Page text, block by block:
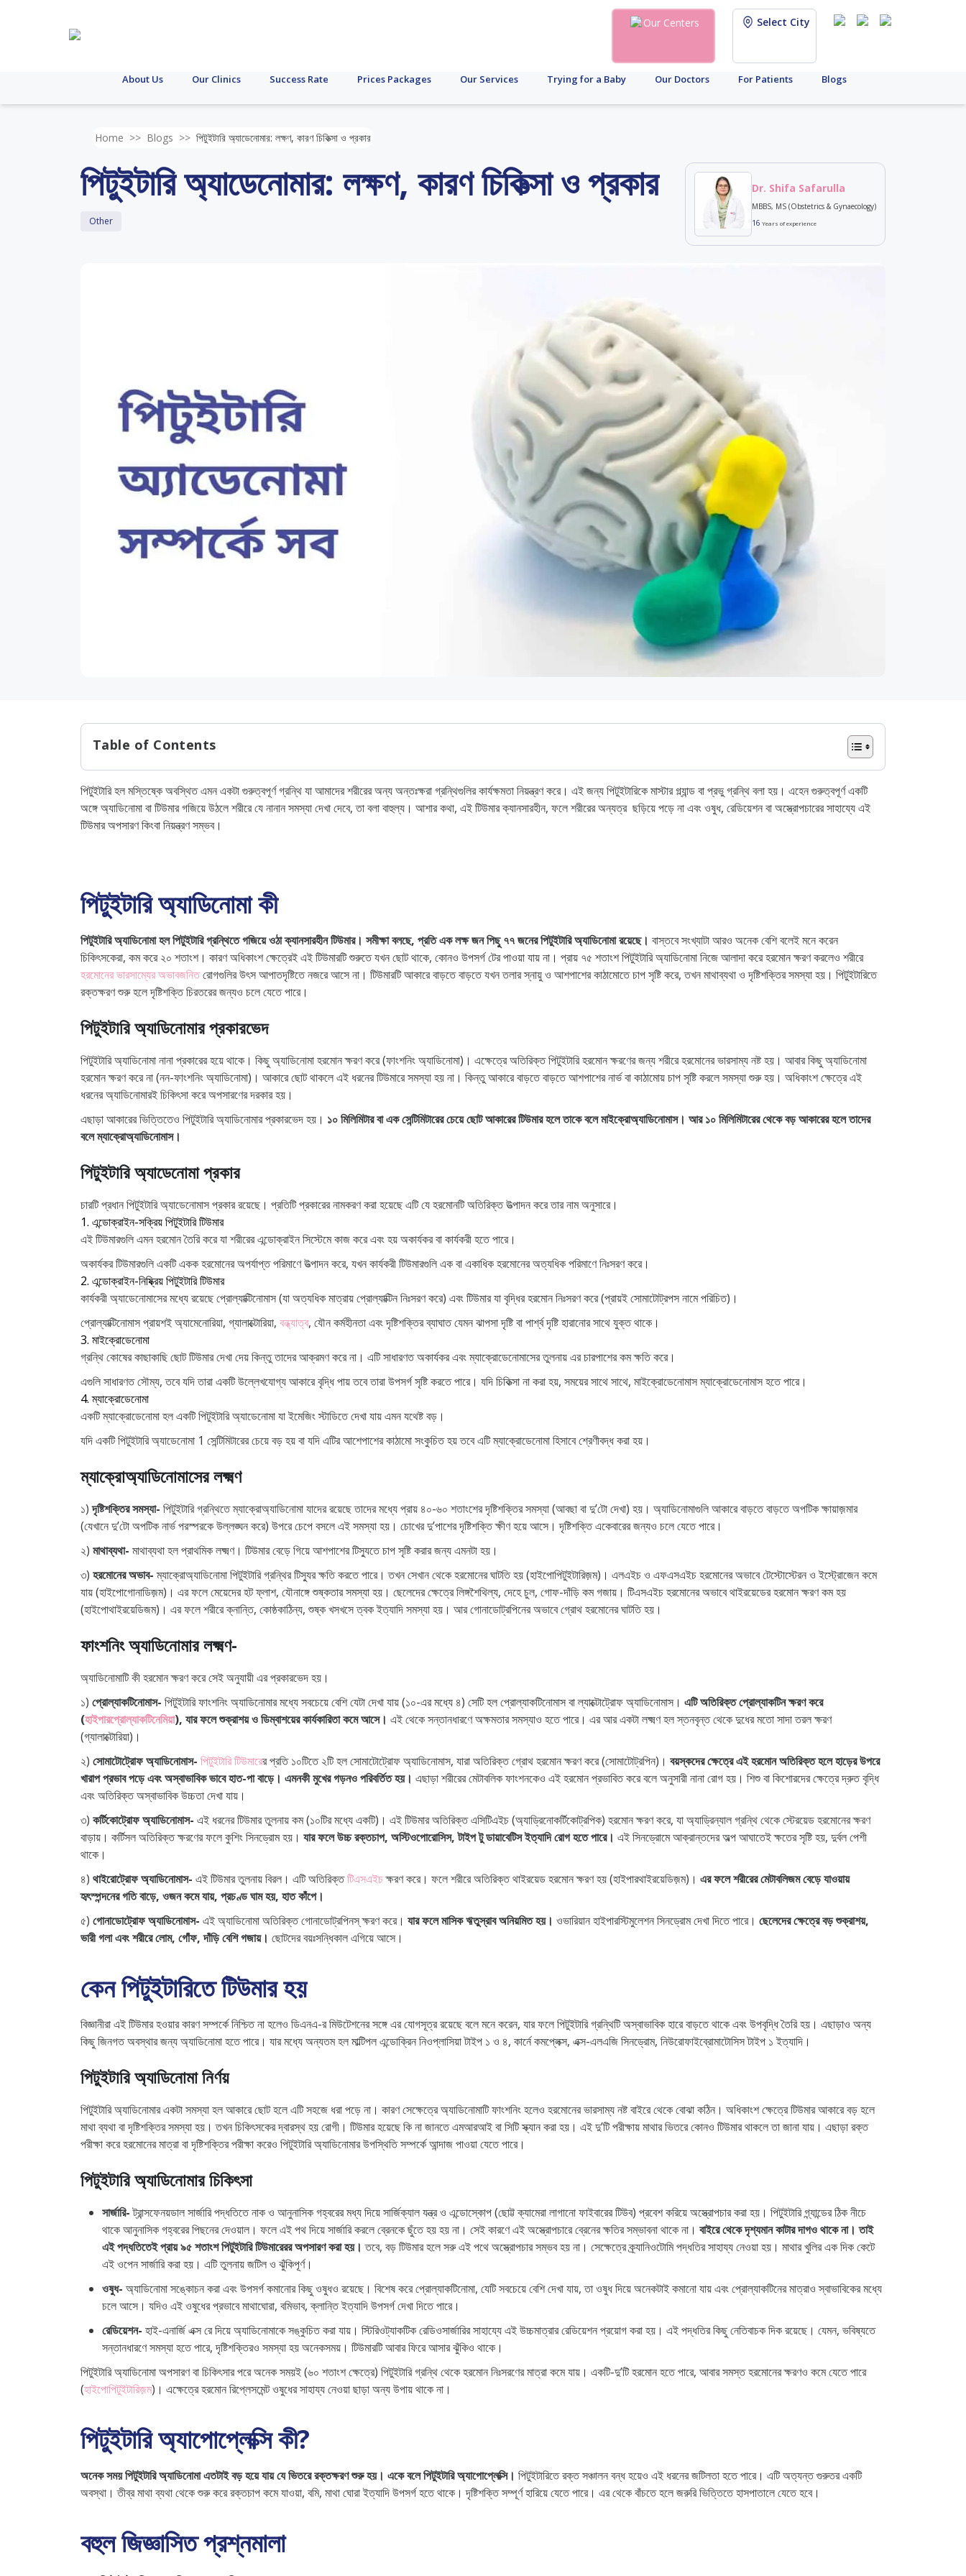
Our Centers Select City
About Us Our Clinics Success Rate Prices Packages Our Services Trying for a Baby Our Doctors For Patients Blogs
Home >> Blogs >> পিটুইটারি অ্যাডেনোমার: লক্ষণ, কারণ চিকিত্সা ও প্রকার
পিটুইটারি অ্যাডেনোমার: লক্ষণ, কারণ চিকিত্সা ও প্রকার
Other
Dr. Shifa Safarulla
MBBS, MS (Obstetrics & Gynaecology)
16 Years of experience
Table of Contents
পিটুইটারি অ্যাডিনোমার প্রকারভেদ
পিটুইটারি অ্যাডেনোমা প্রকার
3. মাইক্রোডেনোমা
4. ম্যাক্রোডেনোমা
ম্যাক্রোঅ্যাডিনোমাসের লক্ষ্মণ
ফাংশনিং অ্যাডিনোমার লক্ষ্মণ-
কেন পিটুইটারিতে টিউমার হয়
পিটুইটারি অ্যাডিনোমা নির্ণয়
পিটুইটারি অ্যাডিনোমার চিকিৎসা
পিটুইটারি অ্যাপোপ্লেক্সি কী?
বহুল জিজ্ঞাসিত প্রশ্নমালা
১) পিটুইটারি অ্যাডিনোমা বৃদ্ধির হার কেমন?
২) পিটুইটারি অ্যাডিনোমা কী ব্রেন টিউমার?
পিটুইটারি হল মস্তিষ্কে অবস্থিত এমন একটা গুরুত্বপূর্ণ গ্রন্থি যা আমাদের শরীরের অন্য অন্তঃক্ষরা গ্রন্থিগুলির কার্যক্ষমতা নিয়ন্ত্রণ করে। এই জন্য পিটুইটারিকে মাস্টার গ্ল্যান্ড বা প্রভু গ্রন্থি বলা হয়। এহেন গুরুত্বপূর্ণ একটি
অঙ্গে অ্যাডিনোমা বা টিউমার গজিয়ে উঠলে শরীরে যে নানান সমস্যা দেখা দেবে, তা বলা বাহুল্য। আশার কথা, এই টিউমার ক্যানসারহীন, ফলে শরীরের অন্যত্র ছড়িয়ে পড়ে না এবং ওষুধ, রেডিয়েশন বা অস্ত্রোপচারের সাহায্যে এই
টিউমার অপসারণ কিংবা নিয়ন্ত্রণ সম্ভব।
পিটুইটারি অ্যাডিনোমা কী
পিটুইটারি অ্যাডিনোমা হল পিটুইটারি গ্রন্থিতে গজিয়ে ওঠা ক্যানসারহীন টিউমার। সমীক্ষা বলছে, প্রতি এক লক্ষ জন পিছু ৭৭ জনের পিটুইটারি অ্যাডিনোমা রয়েছে। বাস্তবে সংখ্যাটা আরও অনেক বেশি বলেই মনে করেন
চিকিৎসকেরা, কম করে ২০ শতাংশ। কারণ অধিকাংশ ক্ষেত্রেই এই টিউমারটি শুরুতে যখন ছোট থাকে, কোনও উপসর্গ টের পাওয়া যায় না। প্রায় ৭৫ শতাংশ পিটুইটারি অ্যাডিনোমা নিজে আলাদা করে হরমোন ক্ষরণ করলেও শরীরে
হরমোনের ভারসাম্যের অভাবজনিতরোগগুলির উৎস আপাতদৃষ্টিতে নজরে আসে না। টিউমারটি আকারে বাড়তে বাড়তে যখন তলার স্নায়ু ও আশপাশের কাঠামোতে চাপ সৃষ্টি করে, তখন মাথাব্যথা ও দৃষ্টিশক্তির সমস্যা হয়। পিটুইটারিতে
রক্তক্ষরণ শুরু হলে দৃষ্টিশক্তি চিরতরের জন্যও চলে যেতে পারে।
পিটুইটারি অ্যাডিনোমার প্রকারভেদ
পিটুইটারি অ্যাডিনোমা নানা প্রকারের হয়ে থাকে। কিছু অ্যাডিনোমা হরমোন ক্ষরণ করে (ফাংশনিং অ্যাডিনোমা)। এক্ষেত্রে অতিরিক্ত পিটুইটারি হরমোন ক্ষরণের জন্য শরীরে হরমোনের ভারসাম্য নষ্ট হয়। আবার কিছু অ্যাডিনোমা
হরমোন ক্ষরণ করে না (নন-ফাংশনিং অ্যাডিনোমা)। আকারে ছোট থাকলে এই ধরনের টিউমারে সমস্যা হয় না। কিন্তু আকারে বাড়তে বাড়তে আশপাশের নার্ভ বা কাঠামোয় চাপ সৃষ্টি করলে সমস্যা শুরু হয়। অধিকাংশ ক্ষেত্রে এই
ধরনের অ্যাডিনোমারই চিকিৎসা করে অপসারণের দরকার হয়।
এছাড়া আকারের ভিত্তিতেও পিটুইটারি অ্যাডিনোমার প্রকারভেদ হয়। ১০ মিলিমিটার বা এক সেন্টিমিটারের চেয়ে ছোট আকারের টিউমার হলে তাকে বলে মাইক্রোঅ্যাডিনোমাস। আর ১০ মিলিমিটারের থেকে বড় আকারের হলে তাদের
বলে ম্যাক্রোঅ্যাডিনোমাস।
পিটুইটারি অ্যাডেনোমা প্রকার
চারটি প্রধান পিটুইটারি অ্যাডেনোমাস প্রকার রয়েছে। প্রতিটি প্রকারের নামকরণ করা হয়েছে এটি যে হরমোনটি অতিরিক্ত উত্পাদন করে তার নাম অনুসারে।
1. এন্ডোক্রাইন-সক্রিয় পিটুইটারি টিউমার
এই টিউমারগুলি এমন হরমোন তৈরি করে যা শরীরের এন্ডোক্রাইন সিস্টেমে কাজ করে এবং হয় অকার্যকর বা কার্যকরী হতে পারে।
অকার্যকর টিউমারগুলি একটি একক হরমোনের অপর্যাপ্ত পরিমাণে উত্পাদন করে, যখন কার্যকরী টিউমারগুলি এক বা একাধিক হরমোনের অত্যধিক পরিমাণে নিঃসরণ করে।
2. এন্ডোক্রাইন-নিষ্ক্রিয় পিটুইটারি টিউমার
কার্যকরী অ্যাডেনোমাসের মধ্যে রয়েছে প্রোল্যাক্টিনোমাস (যা অত্যধিক মাত্রায় প্রোল্যাক্টিন নিঃসরণ করে) এবং টিউমার যা বৃদ্ধির হরমোন নিঃসরণ করে (প্রায়ই সোমাটোট্রপস নামে পরিচিত)।
প্রোল্যাক্টিনোমাস প্রায়শই অ্যামেনোরিয়া, গ্যালাক্টোরিয়া, বন্ধ্যাত্ব, যৌন কর্মহীনতা এবং দৃষ্টিশক্তির ব্যাঘাত যেমন ঝাপসা দৃষ্টি বা পার্শ্ব দৃষ্টি হারানোর সাথে যুক্ত থাকে।
3. মাইক্রোডেনোমা
গ্রন্থি কোষের কাছাকাছি ছোট টিউমার দেখা দেয় কিন্তু তাদের আক্রমণ করে না। এটি সাধারণত অকার্যকর এবং ম্যাক্রোডেনোমাসের তুলনায় এর চারপাশের কম ক্ষতি করে।
এগুলি সাধারণত সৌম্য, তবে যদি তারা একটি উল্লেখযোগ্য আকারে বৃদ্ধি পায় তবে তারা উপসর্গ সৃষ্টি করতে পারে। যদি চিকিত্সা না করা হয়, সময়ের সাথে সাথে, মাইক্রোডেনোমাস ম্যাক্রোডেনোমাস হতে পারে।
4. ম্যাক্রোডেনোমা
একটি ম্যাক্রোডেনোমা হল একটি পিটুইটারি অ্যাডেনোমা যা ইমেজিং স্টাডিতে দেখা যায় এমন যথেষ্ট বড়।
যদি একটি পিটুইটারি অ্যাডেনোমা 1 সেন্টিমিটারের চেয়ে বড় হয় বা যদি এটির আশেপাশের কাঠামো সংকুচিত হয় তবে এটি ম্যাক্রোডেনোমা হিসাবে শ্রেণীবদ্ধ করা হয়।
ম্যাক্রোঅ্যাডিনোমাসের লক্ষ্মণ
১)দৃষ্টিশক্তির সমস্যা- পিটুইটারি গ্রন্থিতে ম্যাক্রোঅ্যাডিনোমা যাদের রয়েছে তাদের মধ্যে প্রায় ৪০-৬০ শতাংশের দৃষ্টিশক্তির সমস্যা (আবছা বা দু’টো দেখা) হয়। অ্যাডিনোমাগুলি আকারে বাড়তে বাড়তে অপটিক ক্ষায়াজ়মার
(যেখানে দু’টো অপটিক নার্ভ পরস্পরকে উল্লঙ্ঘন করে) উপরে চেপে বসলে এই সমস্যা হয়। চোখের দু’পাশের দৃষ্টিশক্তি ক্ষীণ হয়ে আসে। দৃষ্টিশক্তি একেবারের জন্যও চলে যেতে পারে।
২) মাথাব্যথা- মাথাব্যথা হল প্রাথমিক লক্ষ্মণ। টিউমার বেড়ে গিয়ে আশপাশের টিস্যুতে চাপ সৃষ্টি করার জন্য এমনটা হয়।
৩) হরমোনের অভাব-ম্যাক্রোঅ্যাডিনোমা পিটুইটারি গ্রন্থির টিস্যুর ক্ষতি করতে পারে। তখন সেখান থেকে হরমোনের ঘাটতি হয় (হাইপোপিটুইটারিজ়ম)। এলএইচ ও এফএসএইচ হরমোনের অভাবে টেস্টোস্টেরন ও ইস্ট্রোজেন কমে
যায় (হাইপোগোনাডিজ়ম)। এর ফলে মেয়েদের হট ফ্লাশ, যৌনাঙ্গে শুষ্কতার সমস্যা হয়। ছেলেদের ক্ষেত্রে লিঙ্গশৈথিল্য, দেহে চুল, গোফ-দাঁড়ি কম গজায়। টিএসএইচ হরমোনের অভাবে থাইরয়েডের হরমোন ক্ষরণ কম হয়
(হাইপোথাইরয়েডিজম)। এর ফলে শরীরে ক্নান্তি, কোষ্ঠকাঠিন্য, শুষ্ক খসখসে ত্বক ইত্যাদি সমস্যা হয়। আর গোনাডোট্রপিনের অভাবে গ্রোথ হরমোনের ঘাটতি হয়।
ফাংশনিং অ্যাডিনোমার লক্ষ্মণ-
অ্যাডিনোমাটি কী হরমোন ক্ষরণ করে সেই অনুযায়ী এর প্রকারভেদ হয়।
১) প্রোল্যাকটিনোমাস- পিটুইটারি ফাংশনিং অ্যাডিনোমার মধ্যে সবচেয়ে বেশি যেটা দেখা যায় (১০-এর মধ্যে ৪) সেটি হল প্রোল্যাকটিনোমাস বা ল্যাক্টোট্রোফ অ্যাডিনোমাস। এটি অতিরিক্ত প্রোল্যাকটিন ক্ষরণ করে
(হাইপারপ্রোল্যাকটিনেমিয়া), যার ফলে শুক্রাশয় ও ডিম্বাশয়ের কার্যকারিতা কমে আসে। এই থেকে সন্তানধারণে অক্ষমতার সমস্যাও হতে পারে। এর আর একটা লক্ষ্মণ হল স্তনবৃন্ত থেকে দুধের মতো সাদা তরল ক্ষরণ
(গ্যালাক্টোরিয়া)।
২) সোমাটোট্রোফ অ্যাডিনোমাস- পিটুইটারি টিউমারের প্রতি ১০টিতে ২টি হল সোমাটোট্রোফ অ্যাডিনোমাস, যারা অতিরিক্ত গ্রোথ হরমোন ক্ষরণ করে (সোমাটোট্রপিন)। বয়স্কদের ক্ষেত্রে এই হরমোন অতিরিক্ত হলে হাড়ের উপরে
খারাপ প্রভাব পড়ে এবং অস্বাভাবিক ভাবে হাত-পা বাড়ে। এমনকী মুখের গড়নও পরিবর্তিত হয়। এছাড়া শরীরের মেটাবলিক ফাংশনকেও এই হরমোন প্রভাবিত করে বলে অনুসারী নানা রোগ হয়। শিশু বা কিশোরদের ক্ষেত্রে দ্রুত বৃদ্ধি
এবং অতিরিক্ত অস্বাভাবিক উচ্চতা দেখা যায়।
৩) কর্টিকোট্রোফ অ্যাডিনোমাস- এই ধরনের টিউমার তুলনায় কম (১০টির মধ্যে একটি)। এই টিউমার অতিরিক্ত এসিটিএইচ (অ্যাড্রিনোকর্টিকোট্রপিক) হরমোন ক্ষরণ করে, যা অ্যাড্রিন্যাল গ্রন্থি থেকে স্টেরয়েড হরমোনের ক্ষরণ
বাড়ায়। কর্টিসল অতিরিক্ত ক্ষরণের ফলে কুশিং সিনড্রোম হয়। যার ফলে উচ্চ রক্তচাপ, অস্টিওপোরোসিস, টাইপ টু ডায়াবেটিস ইত্যাদি রোগ হতে পারে। এই সিনড্রোমে আক্রান্তদের অল্প আঘাতেই ক্ষতের সৃষ্টি হয়, দুর্বল পেশী
থাকে।
৪) থাইরোট্রোফ অ্যাডিনোমাস- এই টিউমার তুলনায় বিরল। এটি অতিরিক্তটিএসএইচক্ষরণ করে। ফলে শরীরে অতিরিক্ত থাইরয়েড হরমোন ক্ষরণ হয় (হাইপারথাইরয়েডিজ়ম)। এর ফলে শরীরের মেটাবলিজম বেড়ে যাওয়ায়
হৃৎস্পন্দনের গতি বাড়ে, ওজন কমে যায়, প্রচণ্ড ঘাম হয়, হাত কাঁপে।
৫) গোনাডোট্রোফ অ্যাডিনোমাস- এই অ্যাডিনোমা অতিরিক্ত গোনাডোট্রপিনস্ ক্ষরণ করে। যার ফলে মাসিক ঋতুস্রাব অনিয়মিত হয়। ওভারিয়ান হাইপারস্টিমুলেশন সিনড্রোম দেখা দিতে পারে। ছেলেদের ক্ষেত্রে বড় শুক্রাশয়,
ভারী গলা এবং শরীরে লোম, গোঁফ, দাঁড়ি বেশি গজায়। ছোটদের বয়ঃসন্ধিকাল এগিয়ে আসে।
কেন পিটুইটারিতে টিউমার হয়
বিজ্ঞানীরা এই টিউমার হওয়ার কারণ সম্পর্কে নিশ্চিত না হলেও ডিএনএ-র মিউটেশনের সঙ্গে এর যোগসূত্র রয়েছে বলে মনে করেন, যার ফলে পিটুইটারি গ্রন্থিটি অস্বাভাবিক হারে বাড়তে থাকে এবং উপবৃদ্ধি তৈরি হয়। এছাড়াও অন্য
কিছু জিনগত অবস্থার জন্য অ্যাডিনোমা হতে পারে। যার মধ্যে অন্যতম হল মাল্টিপল এন্ডোক্রিন নিওপ্লাসিয়া টাইপ ১ ও ৪, কার্নে কমপ্লেক্স, এক্স-এলএজি সিনড্রোম, নিউরোফাইব্রোমাটোসিস টাইপ ১ ইত্যাদি।
পিটুইটারি অ্যাডিনোমা নির্ণয়
পিটুইটারি অ্যাডিনোমার একটা সমস্যা হল আকারে ছোট হলে এটি সহজে ধরা পড়ে না। কারণ সেক্ষেত্রে অ্যাডিনোমাটি ফাংশনিং হলেও হরমোনের ভারসাম্য নষ্ট বাইরে থেকে বোঝা কঠিন। অধিকাংশ ক্ষেত্রে টিউমার আকারে বড় হলে
মাথা ব্যথা বা দৃষ্টিশক্তির সমস্যা হয়। তখন চিকিৎসকের দ্বারস্থ হয় রোগী। টিউমার হয়েছে কি না জানতে এমআরআই বা সিটি স্ক্যান করা হয়। এই দু’টি পরীক্ষায় মাথার ভিতরে কোনও টিউমার থাকলে তা জানা যায়। এছাড়া রক্ত
পরীক্ষা করে হরমোনের মাত্রা বা দৃষ্টিশক্তির পরীক্ষা করেও পিটুইটারি অ্যাডিনোমার উপস্থিতি সম্পর্কে আন্দাজ পাওয়া যেতে পারে।
পিটুইটারি অ্যাডিনোমার চিকিৎসা
সার্জারি-ট্রান্সফেনয়ডাল সার্জারি পদ্ধতিতে নাক ও আনুনাসিক গহ্বরের মধ্য দিয়ে সার্জিক্যাল যন্ত্র ও এন্ডোস্কোপ (ছোট্ট ক্যামেরা লাগানো ফাইবারের টিউব) প্রবেশ করিয়ে অস্ত্রোপচার করা হয়। পিটুইটারি গ্ন্যান্ডের ঠিক নীচে
থাকে আনুনাসিক গহ্বরের পিছনের দেওয়াল। ফলে এই পথ দিয়ে সার্জারি করলে ব্রেনকে ছুঁতে হয় হয় না। সেই কারণে এই অস্ত্রোপচারে ব্রেনের ক্ষতির সম্ভাবনা থাকে না। বাইরে থেকে দৃশ্যমান কাটার দাগও থাকে না। তাই
এই পদ্ধতিতেই প্রায় ৯৫ শতাংশ পিটুইটারি টিউমারেরর অপসারণ করা হয়। তবে, বড় টিউমার হলে সরু এই পথে অস্ত্রোপচার সম্ভব হয় না। সেক্ষেত্রে ক্র্যানিওটোমি পদ্ধতির সাহায্য নেওয়া হয়। মাথার খুলির এক দিক কেটে
এই ওপেন সার্জারি করা হয়। এটি তুলনায় জটিল ও ঝুঁকিপূর্ণ।
ওষুধ- অ্যাডিনোমা সঙ্কোচন করা এবং উপসর্গ কমানোর কিছু ওষুধও রয়েছে। বিশেষ করে প্রোল্যাকটিনোমা, যেটি সবচেয়ে বেশি দেখা যায়, তা ওষুধ দিয়ে অনেকটাই কমানো যায় এবং প্রোল্যাকটিনের মাত্রাও স্বাভাবিকের মধ্যে
চলে আসে। যদিও এই ওষুধের প্রভাবে মাথাঘোরা, বমিভাব, ক্লান্তি ইত্যাদি উপসর্গ দেখা দিতে পারে।
রেডিয়েশন- হাই-এনার্জি এক্স রে দিয়ে অ্যাডিনোমাকে সঙ্কুচিত করা যায়। স্টিরিওট্যাকটিক রেডিওসার্জারির সাহায্যে এই উচ্চমাত্রার রেডিয়েশন প্রয়োগ করা হয়। এই পদ্ধতির কিছু নেতিবাচক দিক রয়েছে। যেমন, ভবিষ্যতে
সন্তানধারণে সমস্যা হতে পারে, দৃষ্টিশক্তিরও সমস্যা হয় অনেকসময়। টিউমারটি আবার ফিরে আসার ঝুঁকিও থাকে।
পিটুইটারি অ্যাডিনোমা অপসারণ বা চিকিৎসার পরে অনেক সময়ই (৬০ শতাংশ ক্ষেত্রে) পিটুইটারি গ্রন্থি থেকে হরমোন নিঃসরণের মাত্রা কমে যায়। একটি-দু’টি হরমোন হতে পারে, আবার সমস্ত হরমোনের ক্ষরণও কমে যেতে পারে
(হাইপোপিটুইটারিজ়ম)। এক্ষেত্রে হরমোন রিপ্লেসমেন্ট ওষুধের সাহায্য নেওয়া ছাড়া অন্য উপায় থাকে না।
পিটুইটারি অ্যাপোপ্লেক্সি কী?
অনেক সময় পিটুইটারি অ্যাডিনোমা এতটাই বড় হয়ে যায় যে ভিতরে রক্তক্ষরণ শুরু হয়। একে বলে পিটুইটারি অ্যাপোপ্লেক্সি। পিটুইটারিতে রক্ত সঞ্চালন বন্ধ হয়েও এই ধরনের জটিলতা হতে পারে। এটি অত্যন্ত গুরুতর একটি
অবস্থা। তীব্র মাথা ব্যথা থেকে শুরু করে রক্তচাপ কমে যাওয়া, বমি, মাথা ঘোরা ইত্যাদি উপসর্গ হতে থাকে। দৃষ্টিশক্তি সম্পূর্ণ হারিয়ে যেতে পারে। এর থেকে বাঁচতে হলে জরুরি ভিত্তিতে হাসপাতালে যেতে হবে।
বহুল জিজ্ঞাসিত প্রশ্নমালা